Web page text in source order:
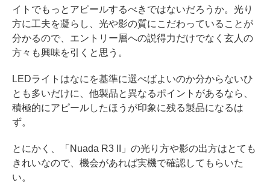
イトでもっとアピールするべきではないだろうか。光り
方に工夫を凝らし、光や影の質にこだわっていることが
分かるので、エントリー層への説得力だけでなく玄人の
方々も興味を引くと思う。
LEDライトはなにを基準に選べばよいのか分からないひ
とも多いだけに、他製品と異なるポイントがあるなら、
積極的にアピールしたほうが印象に残る製品になるは
ず。
とにかく、「Nuada R3 II」の光り方や影の出方はとても
きれいなので、機会があれば実機で確認してもらいた
い。